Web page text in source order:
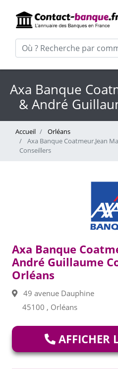
Axa Banque
& André
Accueil
Orléans
Axa Banque Coatmeur.Jean
Conseillers
Axa Banque
André Guillaume
Orléans
49 avenue Dauphine
45100 , Orléans
AFFICHER